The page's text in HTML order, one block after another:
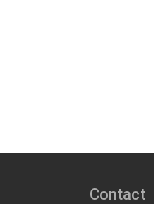
Contact